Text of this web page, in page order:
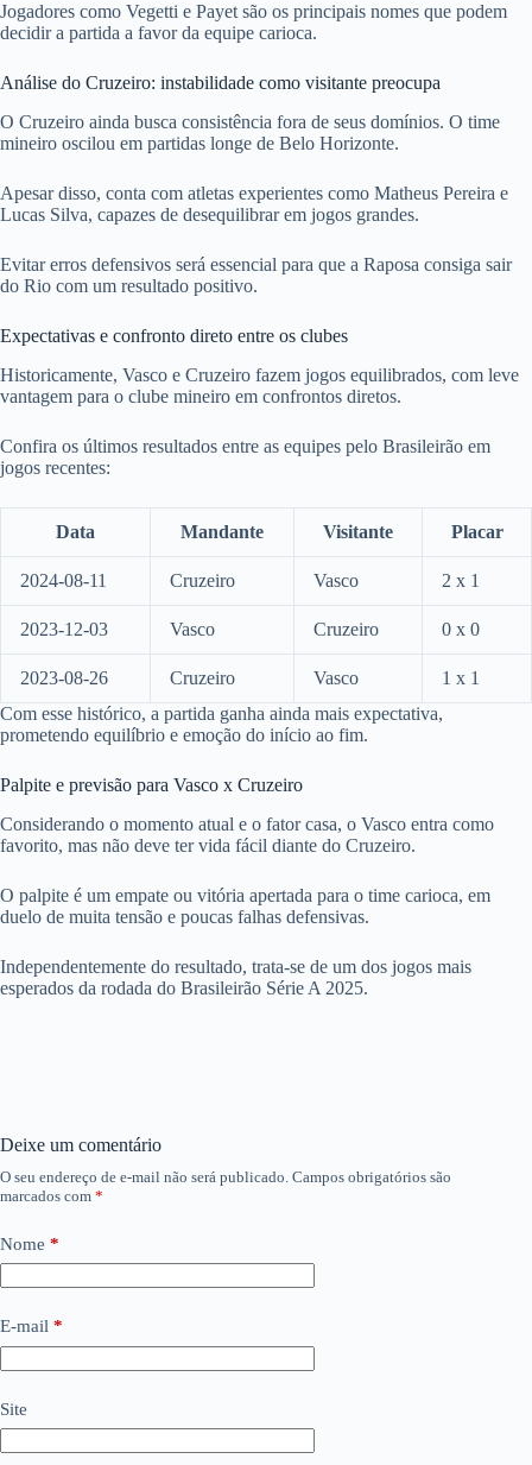
Jogadores como Vegetti e Payet são os principais nomes que podem
decidir a partida a favor da equipe carioca.
Análise do Cruzeiro: instabilidade como visitante preocupa
O Cruzeiro ainda busca consistência fora de seus domínios. O time
mineiro oscilou em partidas longe de Belo Horizonte.
Apesar disso, conta com atletas experientes como Matheus Pereira e
Lucas Silva, capazes de desequilibrar em jogos grandes.
Evitar erros defensivos será essencial para que a Raposa consiga sair
do Rio com um resultado positivo.
Expectativas e confronto direto entre os clubes
Historicamente, Vasco e Cruzeiro fazem jogos equilibrados, com leve
vantagem para o clube mineiro em confrontos diretos.
Confira os últimos resultados entre as equipes pelo Brasileirão em
jogos recentes:
Data Mandante Visitante Placar
2024-08-11 Cruzeiro Vasco 2 x 1
2023-12-03 Vasco Cruzeiro 0 x 0
2023-08-26 Cruzeiro Vasco
1 x 1
Com esse histórico, a partida ganha ainda mais expectativa,
prometendo equilíbrio e emoção do início ao fim.
Palpite e previsão para Vasco x Cruzeiro
Considerando o momento atual e o fator casa, o Vasco entra como
favorito, mas não deve ter vida fácil diante do Cruzeiro.
O palpite é um empate ou vitória apertada para o time carioca, em
duelo de muita tensão e poucas falhas defensivas.
Independentemente do resultado, trata-se de um dos jogos mais
esperados da rodada do Brasileirão Série A 2025.
Deixe um comentário
O seu endereço de e-mail não será publicado. Campos obrigatórios são
marcados com *
Nome *
E-mail *
Site